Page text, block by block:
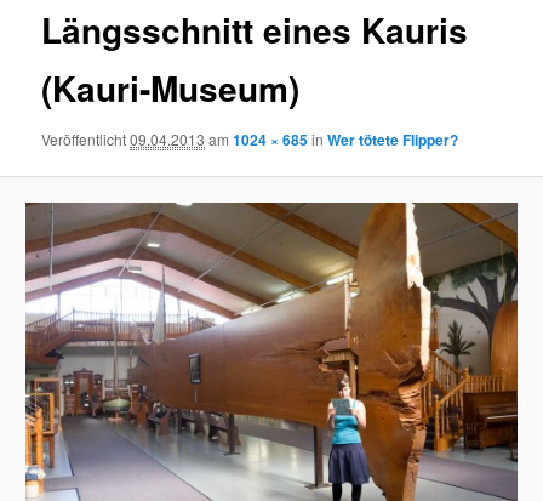
Längsschnitt eines Kauris
(Kauri-Museum)
Veröffentlicht09.04.2013 am1024 × 685inWer tötete Flipper?